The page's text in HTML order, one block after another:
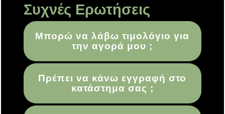
Συχνές Ερωτήσεις
Μπορώ να λάβω τιμολόγιο για
την αγορά μου ;
Πρέπει να κάνω εγγραφή στο
κατάστημα σας ;